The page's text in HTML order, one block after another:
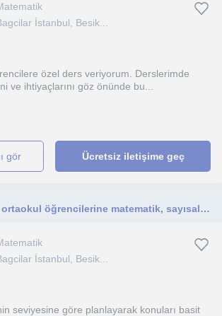
İstanbul, Besik...
özel ders veriyorum. Derslerimde
ve ihtiyaçlarını göz önünde bu...
gör Ücretsiz iletişime geç
4 yıldır ilkokul ve ortaokul öğrencilerine matematik, sayısal dersler ve ingilizce özel dersleri veriyorum
İstanbul, Besik...
seviyesine göre planlayarak konuları basit